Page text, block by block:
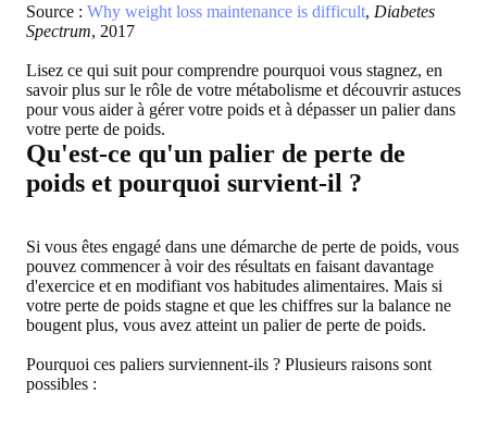
Source : Why weight loss maintenance is difficult, Diabetes
Spectrum, 2017
Lisez ce qui suit pour comprendre pourquoi vous stagnez, en
savoir plus surle rôle de votre métabolisme et découvrir astuces
pour vous aider à gérer votre poids et à dépasser un palier dans
votre perte de poids.
Qu'est-ce qu'un palier de perte de
poids et pourquoi survient-il ?
Si vous êtes engagé dans une démarche de perte de poids, vous
pouvez commencer à voir des résultats en faisant davantage
d'exercice et en modifiant vos habitudes alimentaires. Mais si
votre perte de poids stagne et que les chiffres sur la balance ne
bougent plus, vous avez atteint un palier de perte de poids.
Pourquoi ces paliers surviennent-ils ? Plusieurs raisons sont
possibles :